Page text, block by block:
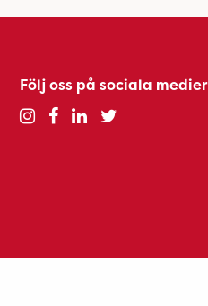
Följ oss på sociala medier